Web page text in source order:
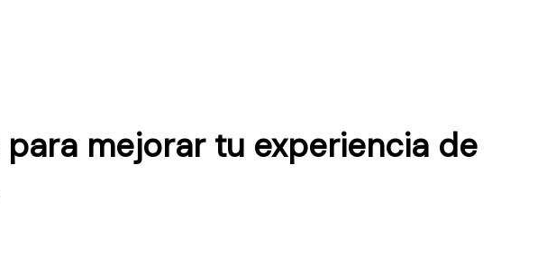
mejorar tu experiencia de